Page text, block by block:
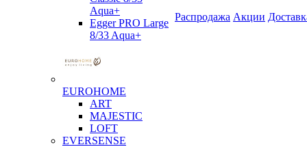
Aqua+
Egger PRO Large
8/33 Aqua+
EUROHOME
ART
MAJESTIC
LOFT
EVERSENSE
Распродажа Акции